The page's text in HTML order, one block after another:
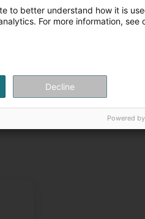
to better understand how it is
For more information, see
Decline
Powered by